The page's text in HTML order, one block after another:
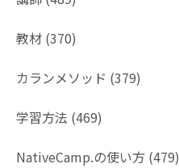
教材 (370)
カランメソッド (379)
学習方法 (469)
NativeCamp.の使い方 (479)